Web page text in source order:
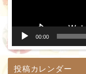
00:00
投稿カレンダー